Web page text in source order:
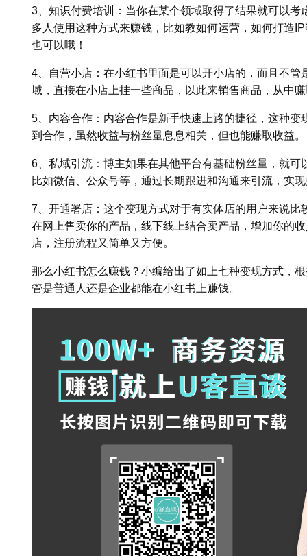
3、知识付费培训：当你在某个领域取得了结果就可以
多人使用这种方式来赚钱，比如教如何运营，如何打造
也可以哦！
4、自营小店：在小红书里面是可以开小店的，而且不
域，直接在小店上挂一些商品，以此来销售商品，从中
5、内容合作：内容合作是新手快速上路的捷径，这种
到合作，虽然收益与粉丝量息息相关，但也能赚取收益。
6、私域引流：博主如果在其他平台有基础粉丝量，就
比如微信、公众号等，通过长期跟进和沟通来引流，实
7、开通署店：这个变现方式对于有实体店的用户来说
在网上售卖你的产品，线下线上结合卖产品，增加你的
店，注册流程又简单又方便。
那么小红书怎么赚钱？小编给出了如上七种变现方式，
管是普通人还是企业都能在小红书上赚钱。